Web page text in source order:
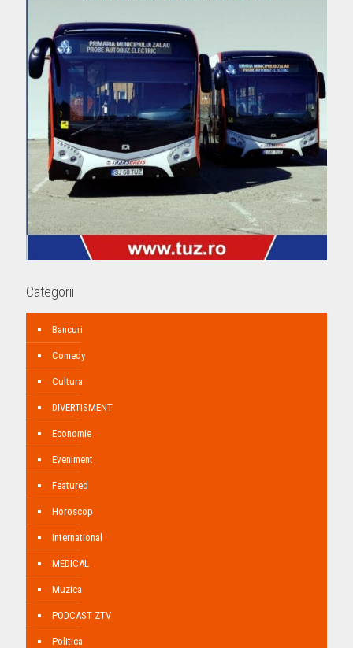
Categorii
Bancuri
Comedy
Cultura
DIVERTISMENT
Economie
Eveniment
Featured
Horoscop
International
MEDICAL
Muzica
PODCAST ZTV
Politica